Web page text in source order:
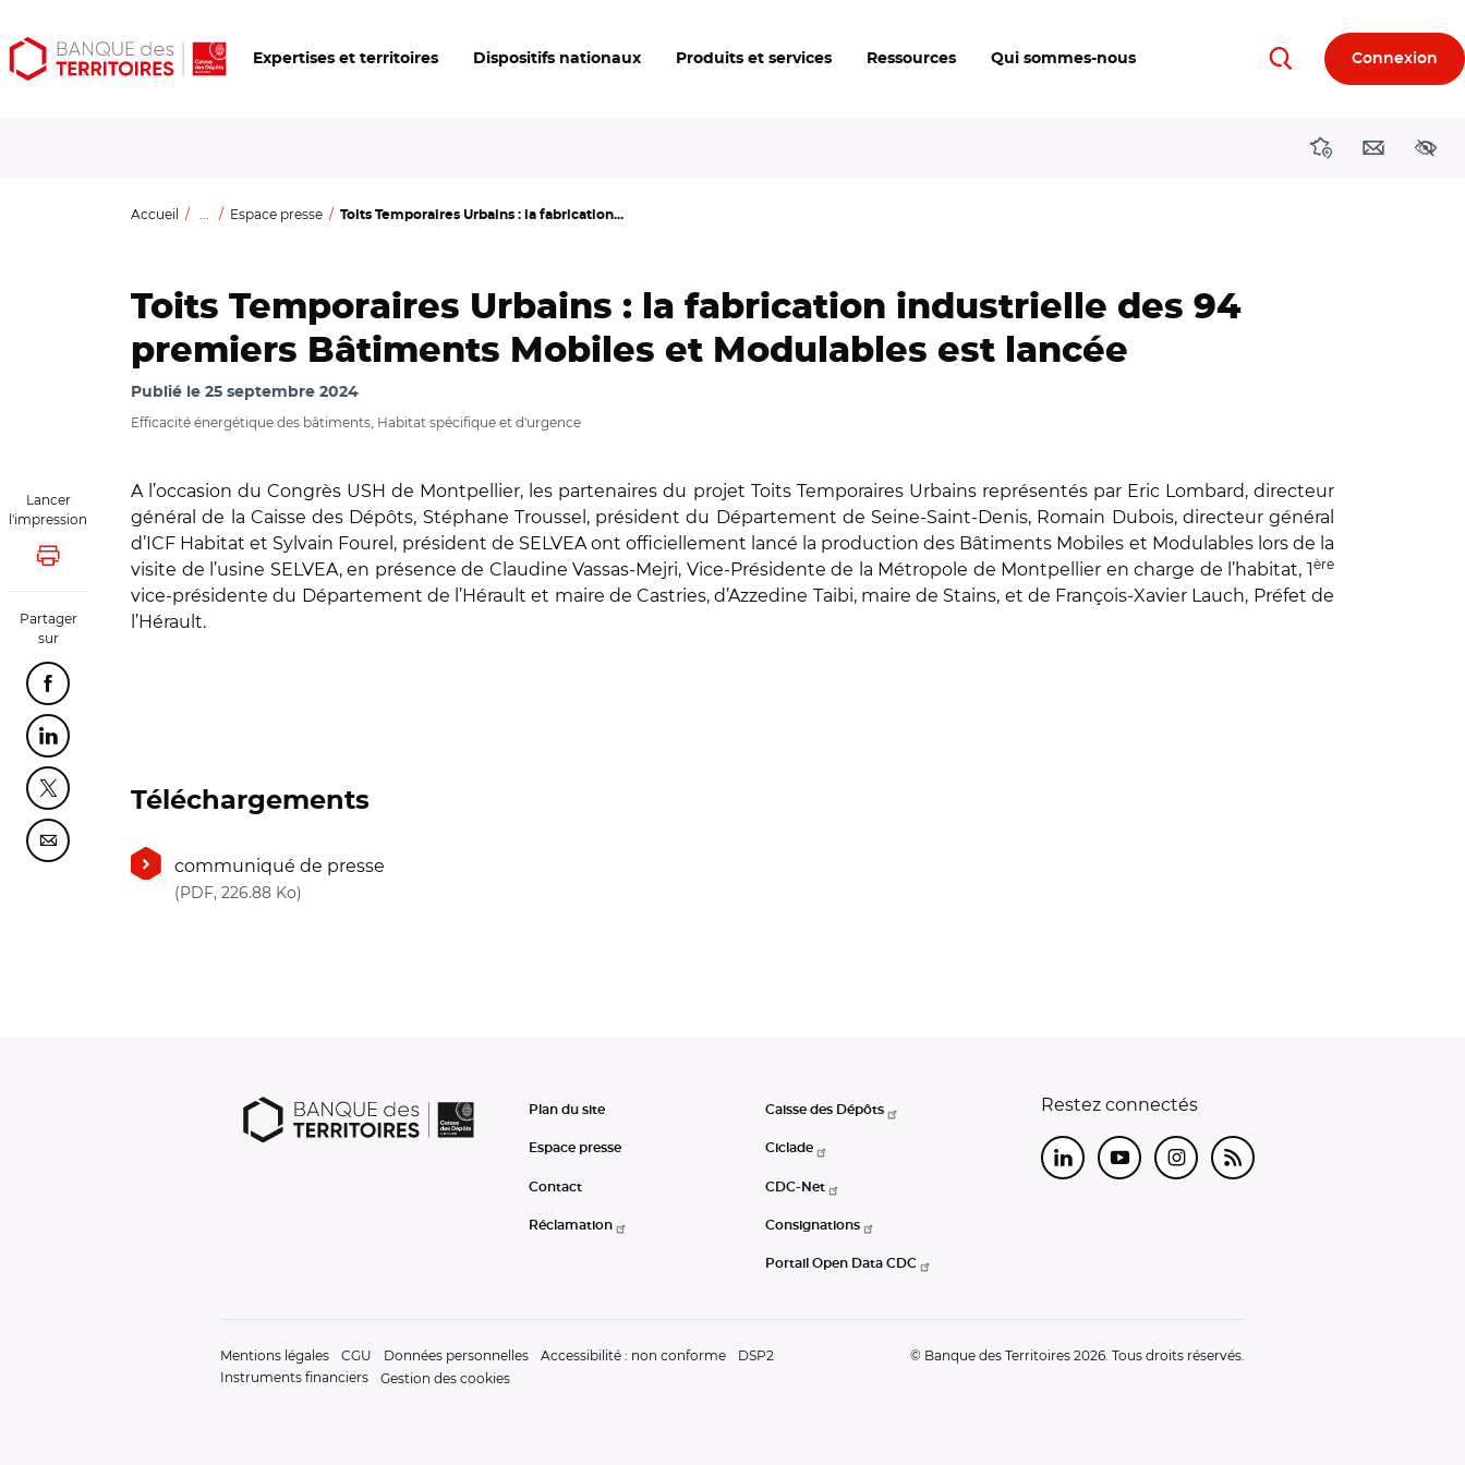
Aller
au
Aller
au
Ouvrir
les
Expertises et territoires Dispositifs nationaux Produits et services Ressources Qui sommes-nous RechercherConnexion
DirectionsContact
Accueil ... Espace presse Toits Temporaires Urbains : la fabrication...
Toits Temporaires Urbains : la fabrication industrielle des 94
premiers Bâtiments Mobiles et Modulables est lancée
Publié le 25 septembre 2024
Efficacité énergétique des bâtiments, Habitat spécifique et d'urgence
Lancer
l'impression
Lancer l'impression
Partager
sur
Partager cette page sur Facebook
Partager cette page sur Linkedin
Partager cette page sur Twitter
Partager cette page sur Courriel
A l’occasion du Congrès USH de Montpellier, les partenaires du projet Toits Temporaires Urbains représentés par Eric Lombard, directeur
général de la Caisse des Dépôts, Stéphane Troussel, président du Département de Seine-Saint-Denis, Romain Dubois, directeur général
d’ICF Habitat et Sylvain Fourel, président de SELVEA ont officiellement lancé la production des Bâtiments Mobiles et Modulables lors de la
visite de l’usine SELVEA, en présence de Claudine Vassas-Mejri, Vice-Présidente de la Métropole de Montpellier en charge de l’habitat, 1ère
vice-présidente du Département de l’Hérault et maire de Castries, d’Azzedine Taibi, maire de Stains, et de François-Xavier Lauch, Préfet de
l’Hérault.
Téléchargements
communiqué de presse
(PDF, 226.88 Ko)
Plan du site
Espace presse
Contact
Réclamation
Caisse des Dépôts
Ciclade
CDC-Net
Consignations
Portail Open Data CDC
Restez connectés
LinkedInYoutubeInstagram
RSS
Mentions légales CGU Données personnelles Accessibilité : non conforme
DSP2
Instruments financiers
Gestion des cookies
© Banque des Territoires 2026. Tous droits réservés.